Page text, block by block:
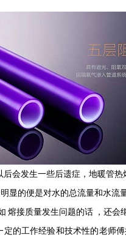
后会发生一些后遗症，地暖管热
明显 的便是对水的总流量和水流
熔接质量发生问题的话 ，还会
定的工作经验和技术性的老师